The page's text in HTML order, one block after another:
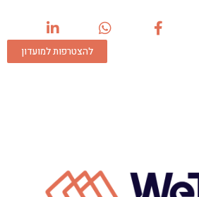
להצטרפות למועדון